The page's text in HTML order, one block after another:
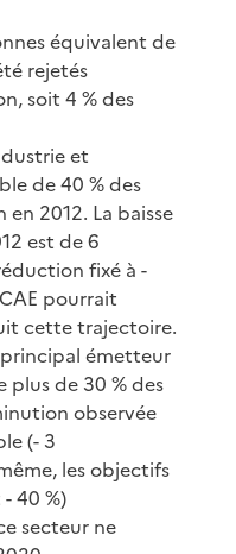
équivalent de
rejetés
soit 4 % des
et
de 40 % des
en 2012. La baisse
est de 6
fixé à -
pourrait
cette trajectoire.
émetteur
plus de 30 % des
observée
(- 3
les objectifs
40 %)
secteur ne